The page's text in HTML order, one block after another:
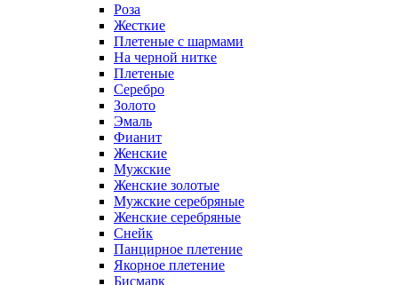
Роза
Жесткие
Плетеные с шармами
На черной нитке
Плетеные
Серебро
Золото
Эмаль
Фианит
Женские
Мужские
Женские золотые
Мужские серебряные
Женские серебряные
Снейк
Панцирное плетение
Якорное плетение
Бисмарк